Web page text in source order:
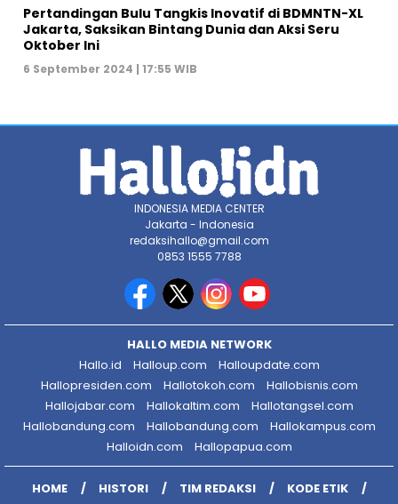
Pertandingan Bulu Tangkis Inovatif di BDMNTN-XL
Jakarta, Saksikan Bintang Dunia dan Aksi Seru
Oktober Ini
6 September 2024 | 17:55 WIB
INDONESIA MEDIA CENTER
Jakarta - Indonesia
redaksihallo@gmail.com
0853 1555 7788
HALLO MEDIA NETWORK
Hallo.id
Halloup.com
Halloupdate.com
Hallopresiden.com
Hallotokoh.com
Hallobisnis.com
Hallojabar.com
Hallokaltim.com
Hallotangsel.com
Hallobandung.com
Hallobandung.com
Hallokampus.com
Halloidn.com
Hallopapua.com
HOME HISTORI TIM REDAKSI
KODE ETIK